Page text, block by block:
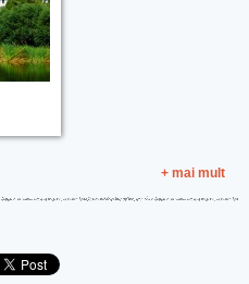
+ mai mult